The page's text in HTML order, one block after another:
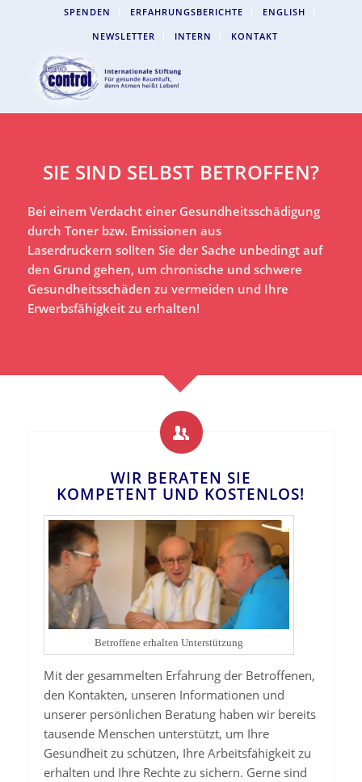
SPENDEN ERFAHRUNGSBERICHTE
ENGLISH
NEWSLETTER
INTERN KONTAKT
SIE SIND SELBST BETROFFEN?
Bei einem Verdacht einer Gesundheitsschädigung
durch Toner bzw. Emissionen aus
Laserdruckern sollten Sie der Sache unbedingt auf
den Grund gehen, um chronische und schwere
Gesundheitsschäden zu vermeiden und Ihre
Erwerbsfähigkeit zu erhalten!
WIR BERATEN SIE
KOMPETENT UND KOSTENLOS!
Betroffene erhalten Unterstützung
Mit der gesammelten Erfahrung der Betroffenen,
den Kontakten, unseren Informationen und
unserer persönlichen Beratung haben wir bereits
tausende Menschen unterstützt, um Ihre
Gesundheit zu schützen, Ihre Arbeitsfähigkeit zu
erhalten und Ihre Rechte zu sichern. Gerne sind